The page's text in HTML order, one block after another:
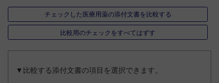
チェックした医療用薬の添付文書を比較する
比較用のチェックをすべてはずす
▼比較する添付文書の項目を選択できます。